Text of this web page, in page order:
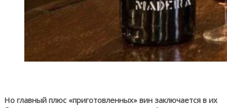
Но главный плюс «приготовленных» вин заключается в их